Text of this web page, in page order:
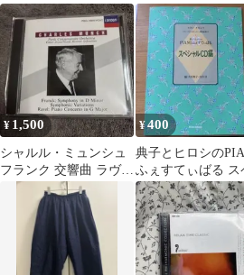
番 バーンスタイン
¥ 1,500
シャルル・ミュンシュ
フランク 交響曲 ラヴェ
ル ピアノ協奏曲 CD
¥400
典子とヒロシの
ふぇすてぃばる ス
ャルCD編